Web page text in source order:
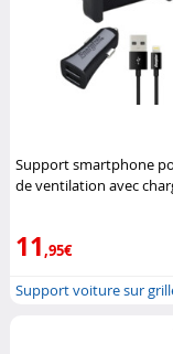
Support smartphone
de ventilation avec
11,95€
Support voiture sur